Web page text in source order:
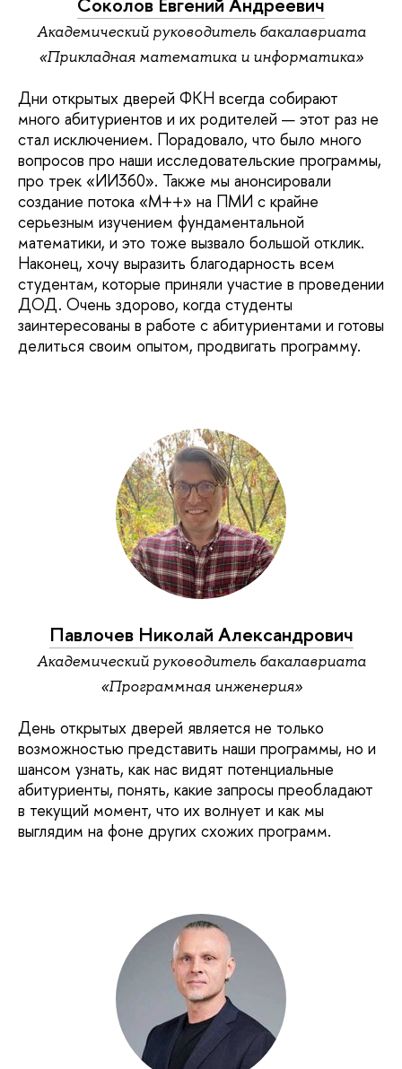
Академический руководитель бакалавриата
«Прикладная математика и информатика»
Дни открытых дверей ФКН всегда собирают
много абитуриентов и их родителей — этот раз не
стал исключением. Порадовало, что было много
вопросов про наши исследовательские программы,
про трек «ИИ360». Также мы анонсировали
создание потока «М++» на ПМИ с крайне
серьезным изучением фундаментальной
математики, и это тоже вызвало большой отклик.
Наконец, хочу выразить благодарность всем
студентам, которые приняли участие в проведении
ДОД. Очень здорово, когда студенты
заинтересованы в работе с абитуриентами и готовы
делиться своим опытом, продвигать программу.
Павлочев Николай Александрович
Академический руководитель бакалавриата
«Программная инженерия»
День открытых дверей является не только
возможностью представить наши программы, но и
шансом узнать, как нас видят потенциальные
абитуриенты, понять, какие запросы преобладают
в текущий момент, что их волнует и как мы
выглядим на фоне других схожих программ.